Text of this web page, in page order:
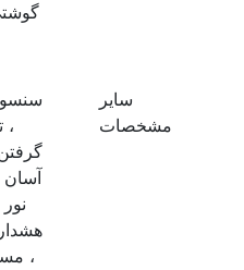
سایر
مشخصات
،
،